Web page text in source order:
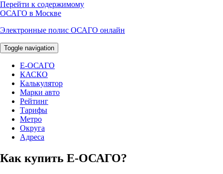
Перейти к содержимому
ОСАГО в Москве
Электронные полис ОСАГО онлайн
Toggle navigation
E-ОСАГО
КАСКО
Калькулятор
Марки авто
Рейтинг
Тарифы
Метро
Округа
Адреса
Как купить Е-ОСАГО?